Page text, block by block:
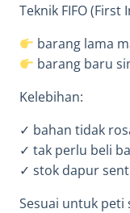
Teknik FIFO
barang lama
barang baru
Kelebihan:
✓ bahan tidak
✓ tak perlu beli
✓ stok dapur
Sesuai untuk